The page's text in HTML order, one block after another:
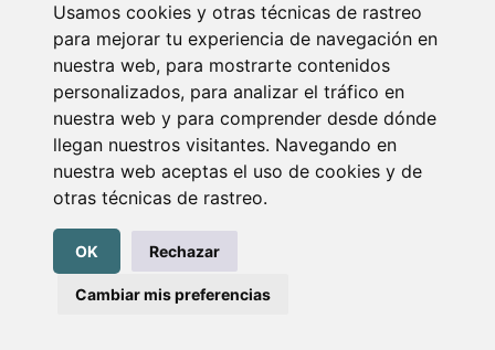
Usamos cookies y otras técnicas de rastreo
para mejorar tu experiencia de navegación en
nuestra web, para mostrarte contenidos
personalizados, para analizar el tráfico en
nuestra web y para comprender desde dónde
llegan nuestros visitantes. Navegando en
nuestra web aceptas el uso de cookies y de
otras técnicas de rastreo.
OK Rechazar
Cambiar mis preferencias
de Llobregat, Barcelona
Teléfono:
934740002
Henares, Madrid
Teléfono:
Horario de oficina: De 08:00 a 15:00
Email: info@transeduca.com
WhatsApp: 685377502
Navega
Inicio
Nosotros
Material pedagógico
Blog
Preguntas frecuentes
Legales
Política de Privacidad
Aviso legal
Iniciar sesión